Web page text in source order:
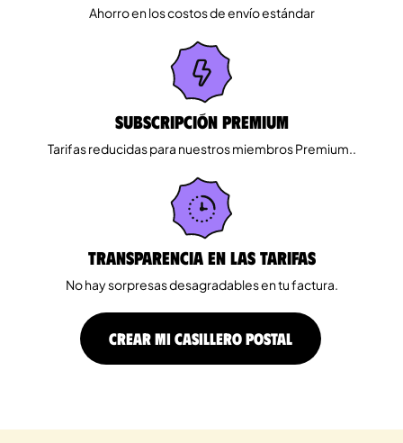
Ahorro en los costos de envío estándar
Subscripción Premium
Tarifas reducidas para nuestros miembros Premium..
Transparencia en las tarifas
No hay sorpresas desagradables en tu factura.
CREAR MI CASILLERO POSTAL